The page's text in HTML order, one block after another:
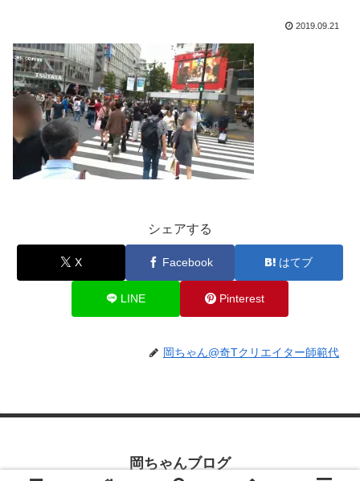
2019.09.21
シェアする
X Facebook はてブ
LINE Pinterest
岡ちゃん@奇Tクリエイター師範代
岡ちゃんブログ